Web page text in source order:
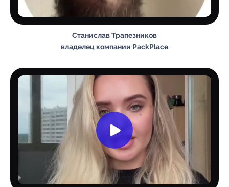
Станислав Трапезников
владелец компании PackPlace